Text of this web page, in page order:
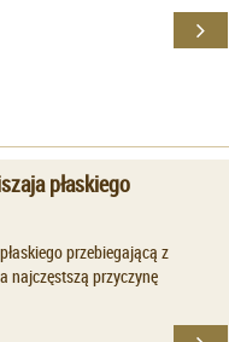
płaskiego
przebiegającą z
najczęstszą przyczynę